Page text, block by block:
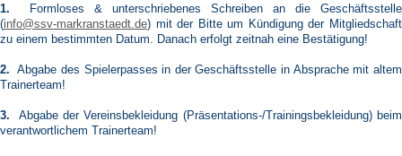
1. Formloses & unterschriebenes Schreiben an die Geschäftsstelle
(info@ssv-markranstaedt.de) mit der Bitte um Kündigung der Mitgliedschaft
zu einem bestimmten Datum. Danach erfolgt zeitnah eine Bestätigung!
2. Abgabe des Spielerpasses in der Geschäftsstelle in Absprache mit altem
Trainerteam!
3. Abgabe der Vereinsbekleidung (Präsentations-/Trainingsbekleidung) beim
verantwortlichem Trainerteam!